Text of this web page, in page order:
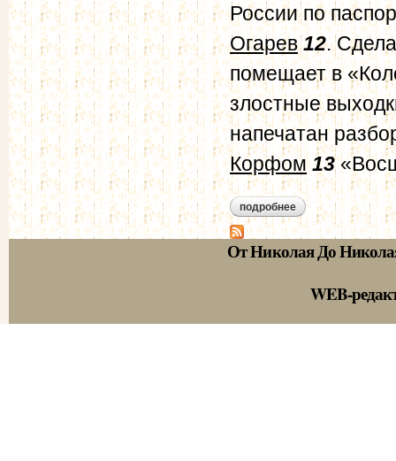
России по
Огарев 12.
помещает в
злостные
напечатан
Корфом 13
подробнее о о русских
От Николая До
WEB-